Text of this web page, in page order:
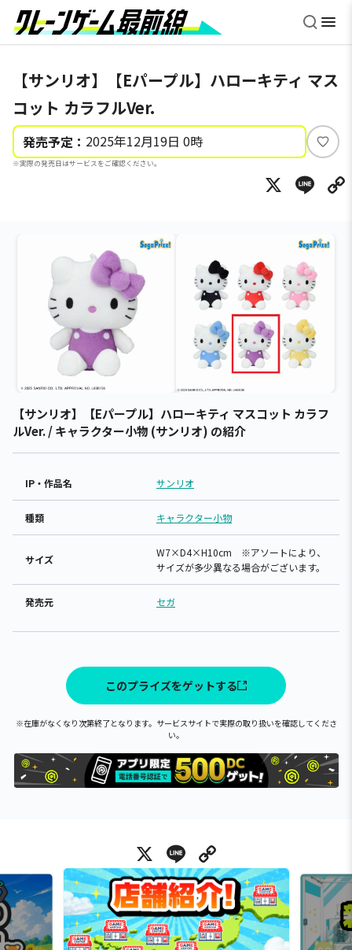
【サンリオ】【Eパープル】ハローキティ マス
コット カラフルVer.
発売予定： 2025年12月19日 0時
※実際の発売日はサービスをご確認ください。
い
ね
X
【サンリオ】【Eパープル】ハローキティ マスコット カラフ
ルVer. / キャラクター小物 (サンリオ) の紹介
IP・作品名 サンリオ
種類 キャラクター小物
サイズ
W7×D4×H10cm ※アソートにより、
サイズが多少異なる場合がございます。
発売元 セガ
このプライズをゲットする
※在庫がなくなり次第終了となります。サービスサイトで実際の取り扱いを確認してくださ
い。
X Line